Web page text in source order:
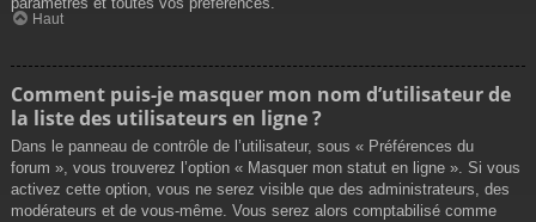
Haut
Comment puis-je masquer mon nom d’utilisateur de
la liste des utilisateurs en ligne ?
Dans le panneau de contrôle de l’utilisateur, sous « Préférences du
forum », vous trouverez l’option « Masquer mon statut en ligne ». Si vous
activez cette option, vous ne serez visible que des administrateurs, des
modérateurs et de vous-même. Vous serez alors comptabilisé comme